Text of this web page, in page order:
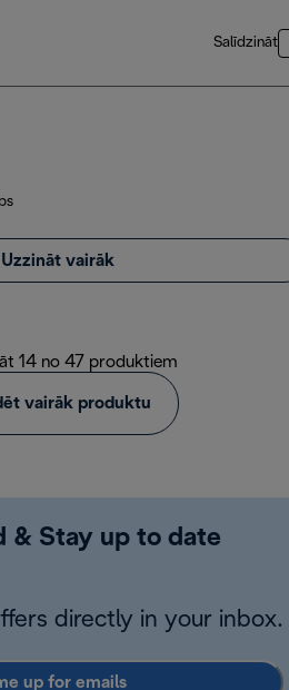
Salīdzināt
Uzzināt vairāk
14 no 47 produktiem
vairāk produktu
& Stay up to date
directly in your inbox.
up for emails